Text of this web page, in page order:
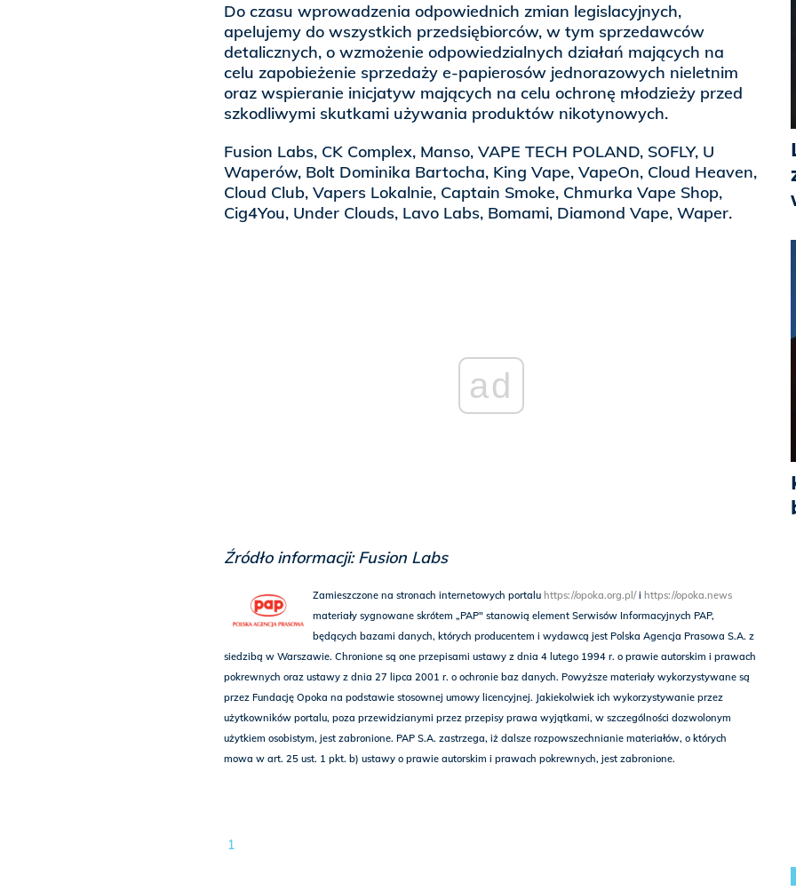
Do czasu wprowadzenia odpowiednich zmian legislacyjnych,
apelujemy do wszystkich przedsiębiorców, w tym sprzedawców
detalicznych, o wzmożenie odpowiedzialnych działań mających na
celu zapobieżenie sprzedaży e-papierosów jednorazowych nieletnim
oraz wspieranie inicjatyw mających na celu ochronę młodzieży przed
szkodliwymi skutkami używania produktów nikotynowych.
Fusion Labs, CK Complex, Manso, VAPE TECH POLAND, SOFLY, U
Waperów, Bolt Dominika Bartocha, King Vape, VapeOn, Cloud Heaven,
Cloud Club, Vapers Lokalnie, Captain Smoke, Chmurka Vape Shop,
Cig4You, Under Clouds, Lavo Labs, Bomami, Diamond Vape, Waper.
ad
Źródło informacji: Fusion Labs
Zamieszczone na stronach internetowych portalu https://opoka.org.pl/i https://opoka.news
materiały sygnowane skrótem „PAP" stanowią element Serwisów Informacyjnych PAP,
będących bazami danych, których producentem i wydawcą jest Polska Agencja Prasowa S.A. z
siedzibą w Warszawie. Chronione są one przepisami ustawy z dnia 4 lutego 1994 r. o prawie autorskim i prawach
pokrewnych oraz ustawy z dnia 27 lipca 2001 r. o ochronie baz danych. Powyższe materiały wykorzystywane są
przez Fundację Opoka na podstawie stosownej umowy licencyjnej. Jakiekolwiek ich wykorzystywanie przez
użytkowników portalu, poza przewidzianymi przez przepisy prawa wyjątkami, w szczególności dozwolonym
użytkiem osobistym, jest zabronione. PAP S.A. zastrzega, iż dalsze rozpowszechnianie materiałów, o których
mowa w art. 25 ust. 1 pkt. b) ustawy o prawie autorskim i prawach pokrewnych, jest zabronione.
1